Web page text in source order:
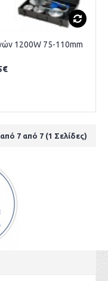
1200W 75-110mm
7 από 7 (1 Σελίδες)